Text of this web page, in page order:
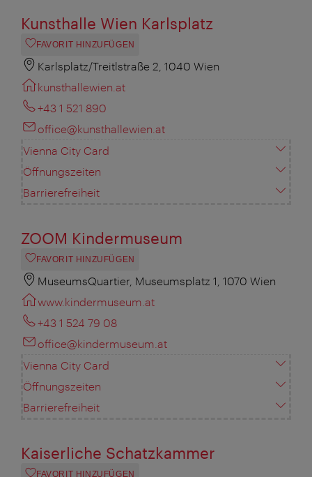
Kunsthalle Wien Karlsplatz
FAVORIT HINZUFÜGEN
Karlsplatz/Treitlstraße 2, 1040 Wien
kunsthallewien.at
+43 1 521 890
office@kunsthallewien.at
Vienna City Card
Öffnungszeiten
Barrierefreiheit
ZOOM Kindermuseum
FAVORIT HINZUFÜGEN
MuseumsQuartier, Museumsplatz 1, 1070 Wien
www.kindermuseum.at
+43 1 524 79 08
office@kindermuseum.at
Vienna City Card
Öffnungszeiten
Barrierefreiheit
Kaiserliche Schatzkammer
FAVORIT HINZUFÜGEN